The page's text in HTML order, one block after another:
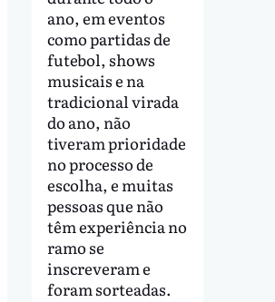
ano, em eventos
como partidas de
futebol, shows
musicais e na
tradicional virada
do ano, não
tiveram prioridade
no processo de
escolha, e muitas
pessoas que não
têm experiência no
ramo se
inscreveram e
foram sorteadas.